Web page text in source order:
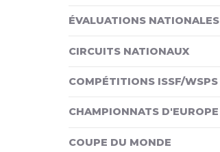
ÉVALUATIONS NATIONALES
CIRCUITS NATIONAUX
COMPÉTITIONS ISSF/WSPS
CHAMPIONNATS D'EUROPE
COUPE DU MONDE